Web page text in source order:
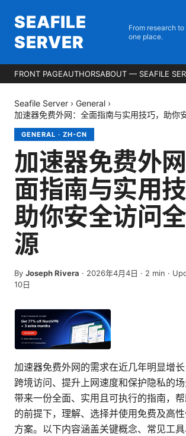
SEAFILE
SERVER
From research
one place.
FRONT PAGEAUTHORSABOUT — SEAFILE
Seafile Server › General ›
加速器免费外网：全面指南与实用技巧，助你
GENERAL · ZH-CN
加速器免费外
面指南与实用技
助你安全访问
源
By Joseph Rivera · 2026年4月4日 · 2 min ·
10日
加速器免费外网的需求在近几年明显增
跨境访问、提升上网速度和保护隐私的
带来一份全面、实用且可执行的指南，
的前提下，理解、选择并使用免费及高
方案。以下内容涵盖关键概念、常见工